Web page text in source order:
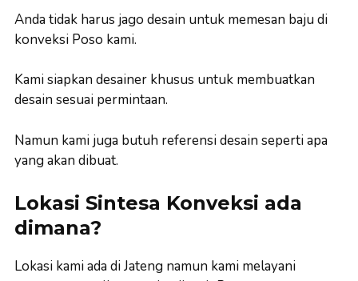
Anda tidak harus jago desain untuk memesan baju di
konveksi Poso kami.
Kami siapkan desainer khusus untuk membuatkan
desain sesuai permintaan.
Namun kami juga butuh referensi desain seperti apa
yang akan dibuat.
Lokasi Sintesa Konveksi ada
dimana?
Lokasi kami ada di Jateng namun kami melayani